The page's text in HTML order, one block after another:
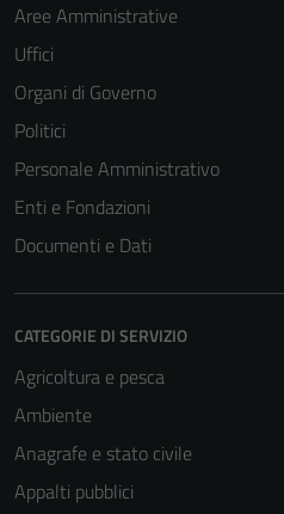
Aree Amministrative
Uffici
Organi di Governo
Politici
Personale Amministrativo
Enti e Fondazioni
Documenti e Dati
CATEGORIE DI SERVIZIO
Agricoltura e pesca
Ambiente
Anagrafe e stato civile
Appalti pubblici